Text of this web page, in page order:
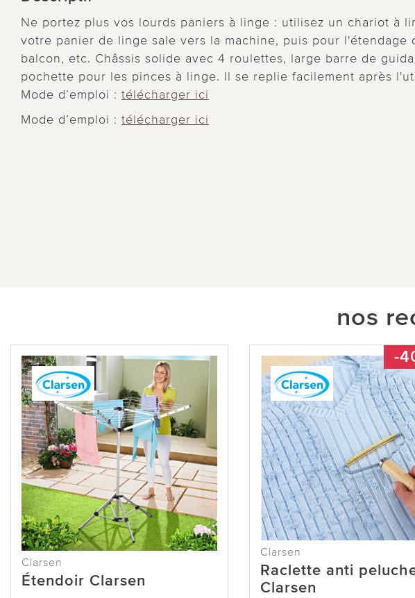
Ne portez plus vos lourds paniers à linge : utilisez un chariot à
votre panier de linge sale vers la machine, puis pour l'étendage
balcon, etc. Châssis solide avec 4 roulettes, large barre de
pochette pour les pinces à linge. Il se replie facilement après
Mode d’emploi : télécharger ici
Mode d’emploi : télécharger ici
nos
Clarsen
Étendoir Clarsen
-
Clarsen
Raclette anti
Clarsen